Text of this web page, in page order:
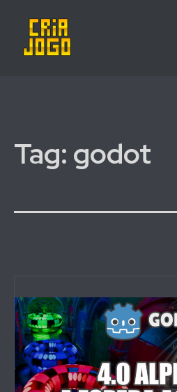
Tag: godot